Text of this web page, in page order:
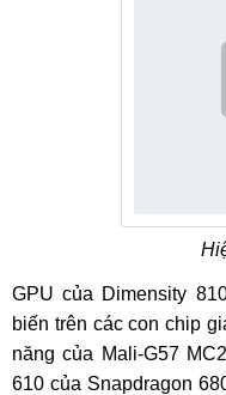
GPU của Dimensity
biến trên các con chip
năng của Mali-G57
610 của Snapdragon